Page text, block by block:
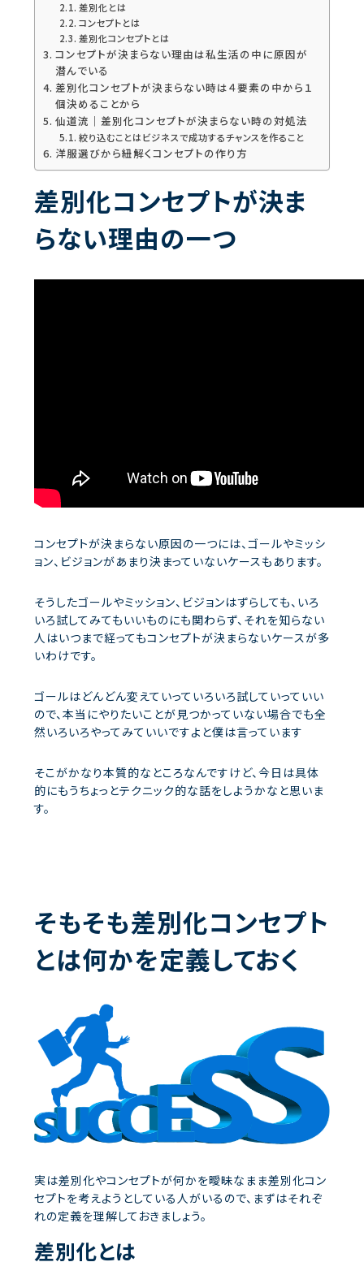
差別化とは
コンセプトとは
差別化コンセプトとは
コンセプトが決まらない理由は私生活の中に原因が
潜んでいる
差別化コンセプトが決まらない時は４要素の中から１
個決めることから
仙道流｜差別化コンセプトが決まらない時の対処法
絞り込むことはビジネスで成功するチャンスを作ること
洋服選びから紐解くコンセプトの作り方
差別化コンセプトが決ま
らない理由の一つ
コンセプトが決まらない原因の一つには、ゴールやミッシ
ョン、ビジョンがあまり決まっていないケースもあります。
そうしたゴールやミッション、ビジョンはずらしても、いろ
いろ試してみてもいいものにも関わらず、それを知らない
人はいつまで経ってもコンセプトが決まらないケースが多
いわけです。
ゴールはどんどん変えていっていろいろ試していっていい
ので、本当にやりたいことが見つかっていない場合でも全
然いろいろやってみていいですよと僕は言っています
そこがかなり本質的なところなんですけど、今日は具体
的にもうちょっとテクニック的な話をしようかなと思いま
す。
そもそも差別化コンセプト
とは何かを定義しておく
実は差別化やコンセプトが何かを曖昧なまま差別化コン
セプトを考えようとしている人がいるので、まずはそれぞ
れの定義を理解しておきましょう。
差別化とは